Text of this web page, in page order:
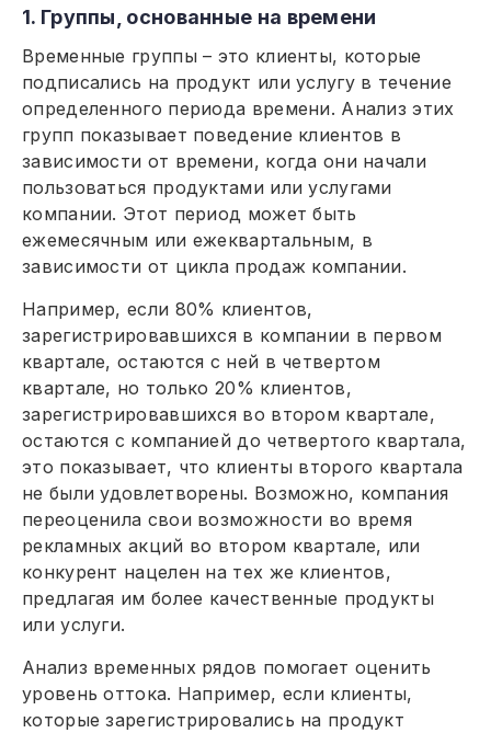
1. Группы, основанные на времени
Временные группы – это клиенты, которые
подписались на продукт или услугу в течение
определенного периода времени. Анализ этих
групп показывает поведение клиентов в
зависимости от времени, когда они начали
пользоваться продуктами или услугами
компании. Этот период может быть
ежемесячным или ежеквартальным, в
зависимости от цикла продаж компании.
Например, если 80% клиентов,
зарегистрировавшихся в компании в первом
квартале, остаются с ней в четвертом
квартале, но только 20% клиентов,
зарегистрировавшихся во втором квартале,
остаются с компанией до четвертого квартала,
это показывает, что клиенты второго квартала
не были удовлетворены. Возможно, компания
переоценила свои возможности во время
рекламных акций во втором квартале, или
конкурент нацелен на тех же клиентов,
предлагая им более качественные продукты
или услуги.
Анализ временных рядов помогает оценить
уровень оттока. Например, если клиенты,
которые зарегистрировались на продукт